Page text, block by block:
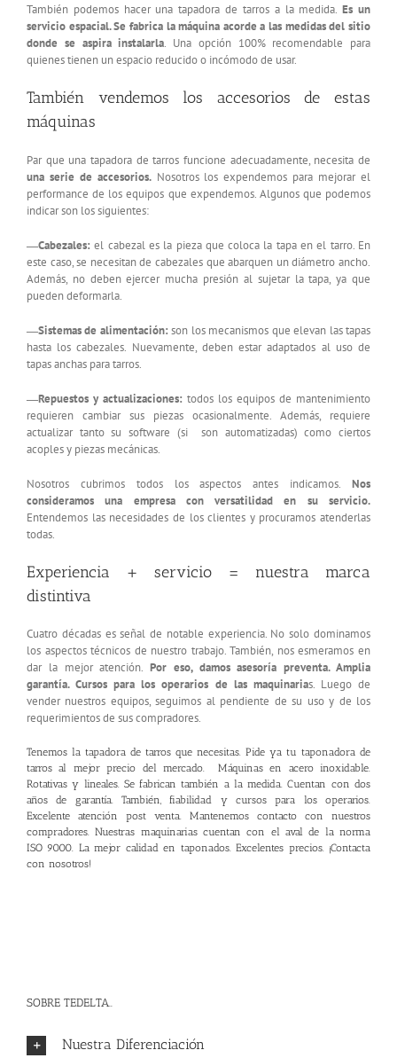
También podemos hacer una tapadora de tarros a la medida.Es un
servicio espacial. Se fabrica la máquina acorde a las medidas del sitio
donde se aspira instalarla. Una opción 100% recomendable para
quienes tienen un espacio reducido o incómodo de usar.
También vendemos los accesorios de estas
máquinas
Par que una tapadora de tarros funcione adecuadamente, necesita de
una serie de accesorios.Nosotros los expendemos para mejorar el
performance de los equipos que expendemos. Algunos que podemos
indicar son los siguientes:
―Cabezales:el cabezal es la pieza que coloca la tapa en el tarro. En
este caso, se necesitan de cabezales que abarquen un diámetro ancho.
Además, no deben ejercer mucha presión al sujetar la tapa, ya que
pueden deformarla.
―Sistemas de alimentación:son los mecanismos que elevan las tapas
hasta los cabezales. Nuevamente, deben estar adaptados al uso de
tapas anchas para tarros.
―Repuestos y actualizaciones: todos los equipos de mantenimiento
requieren cambiar sus piezas ocasionalmente. Además, requiere
actualizar tanto su software (si son automatizadas) como ciertos
acoples y piezas mecánicas.
Nosotros cubrimos todos los aspectos antes indicamos. Nos
consideramos una empresa con versatilidad en su servicio.
Entendemos las necesidades de los clientes y procuramos atenderlas
todas.
Experiencia + servicio = nuestra marca
distintiva
Cuatro décadas es señal de notable experiencia. No solo dominamos
los aspectos técnicos de nuestro trabajo. También, nos esmeramos en
dar la mejor atención.Por eso, damos asesoría preventa. Amplia
garantía. Cursos para los operarios de las maquinarias. Luego de
vender nuestros equipos, seguimos al pendiente de su uso y de los
requerimientos de sus compradores.
Tenemos la tapadora de tarros que necesitas. Pide ya tu taponadora de
tarros al mejor precio del mercado. Máquinas en acero inoxidable.
Rotativas y lineales. Se fabrican también a la medida. Cuentan con dos
años de garantía. También, fiabilidad y cursos para los operarios.
Excelente atención post venta. Mantenemos contacto con nuestros
compradores. Nuestras maquinarias cuentan con el aval de la norma
ISO 9000. La mejor calidad en taponados. Excelentes precios. ¡Contacta
con nosotros!
SOBRE TEDELTA..
Nuestra Diferenciación